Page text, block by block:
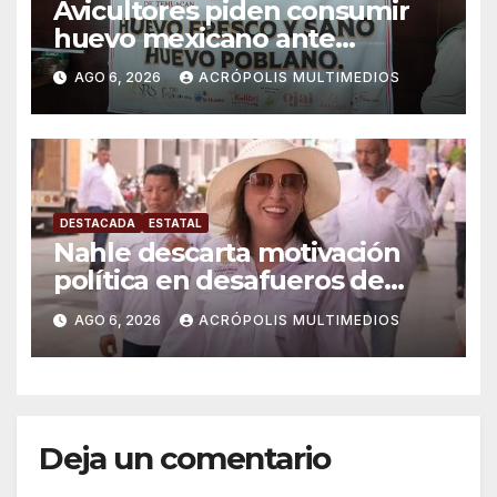
Avicultores piden consumir
huevo mexicano ante
importaciones
AGO 6, 2026 ACRÓPOLIS MULTIMEDIOS
DESTACADA ESTATAL
Nahle descarta motivación
política en desafueros de
alcaldes
AGO 6, 2026 ACRÓPOLIS MULTIMEDIOS
Deja un comentario